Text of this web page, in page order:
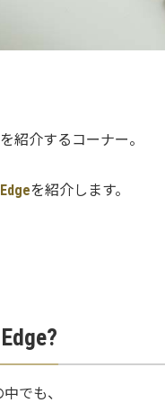
を紹介するコーナー。
を紹介します。
でも、